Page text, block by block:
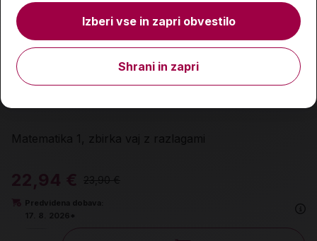
Matematika 1, zbirka vaj z razlagami
22,94 € 23,90 €
Predvidena dobava:
17. 8. 2026*
Izberi vse in zapri obvestilo
Shrani in zapri